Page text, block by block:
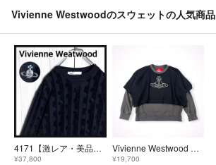
Vivienne Westwoodのスウェットの人気商品
4171【激レア・美品】ヴィヴィアンウエストウッド ベロアストライプ スウェット
¥37,800
Vivienne Westwood RED LABEL / 3Dラインオーブ刺繍レイヤード裏毛トップ 参考定価：38,000+tax SIZE:00
¥19,700